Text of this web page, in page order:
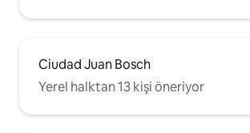
Ciudad Juan Bosch
Yerel halktan 13 kişi öneriyor